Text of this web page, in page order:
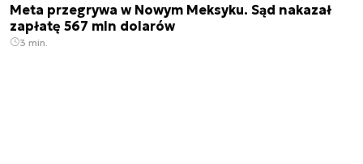
Meta przegrywa w Nowym Meksyku. Sąd nakazał
zapłatę 567 mln dolarów
3 min.